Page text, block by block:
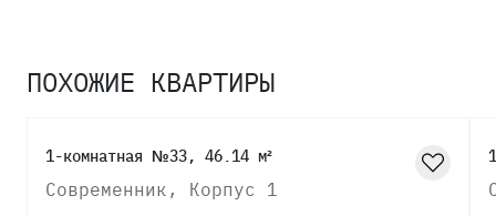
ПОХОЖИЕ КВАРТИРЫ
1-комнатная №33, 46.14 м²
Современник, Корпус 1